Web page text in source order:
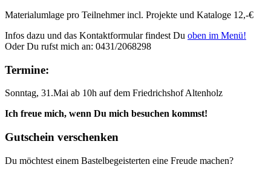
Materialumlage pro Teilnehmer incl. Projekte und Kataloge 12,-€
Infos dazu und das Kontaktformular findest Du oben im Menü!
Oder Du rufst mich an: 0431/2068298
Termine:
Sonntag, 31.Mai ab 10h auf dem Friedrichshof Altenholz
Ich freue mich, wenn Du mich besuchen kommst!
Gutschein verschenken
Du möchtest einem Bastelbegeisterten eine Freude machen?